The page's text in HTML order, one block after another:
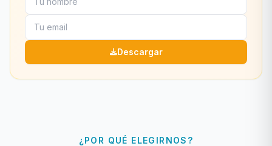
Descargar
¿POR QUÉ ELEGIRNOS?